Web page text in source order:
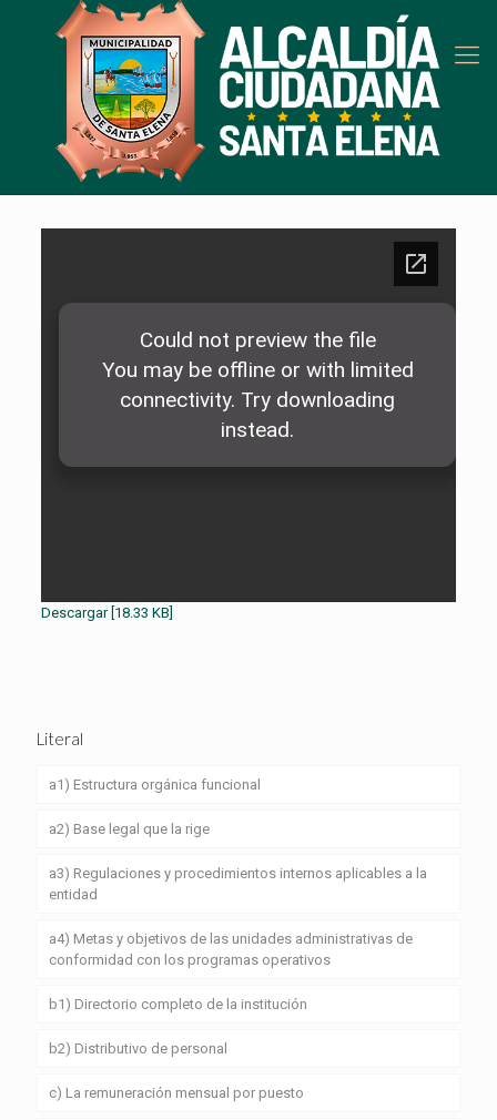
Descargar [18.33 KB]
Literal
a1) Estructura orgánica funcional
a2) Base legal que la rige
a3) Regulaciones y procedimientos internos aplicables a la
entidad
a4) Metas y objetivos de las unidades administrativas de
conformidad con los programas operativos
b1) Directorio completo de la institución
b2) Distributivo de personal
c) La remuneración mensual por puesto